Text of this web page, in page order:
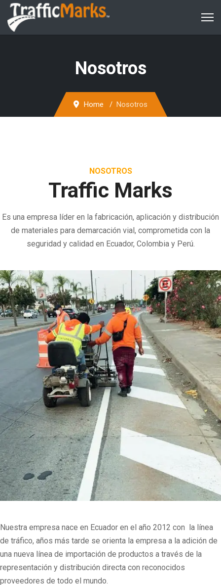
Nosotros
Home Nosotros
NOSOTROS
Traffic Marks
Es una empresa líder en la fabricación, aplicación y distribución
de materiales para demarcación vial, comprometida con la
seguridad y calidad en Ecuador, Colombia y Perú.
Nuestra empresa nace en Ecuador en el año 2012 con la línea
de tráfico, años más tarde se orienta la empresa a la adición de
una nueva línea de importación de productos a través de la
representación y distribución directa con reconocidos
proveedores de todo el mundo.